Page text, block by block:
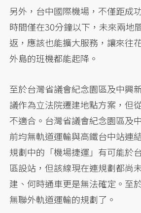
另外，台中國際機場，不僅距成
時間僅在30分鐘以下，未來兩地
返，應該也能擴大服務，讓來往
外島的班機都能起降。
至於台灣省議會紀念園區及中興
議作為立法院遷建地點方案，但
不適合。台灣省議會紀念園區及
前均無軌道運輸與高鐵台中站連
規劃中的「機場捷運」有可能於
區設站，但該線現在連規劃都尚
建、何時通車更是無法確定。至
無聯外軌道運輸的規劃了。